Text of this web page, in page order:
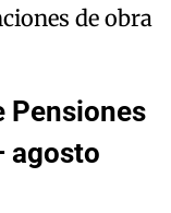
de obra
Pensiones
agosto